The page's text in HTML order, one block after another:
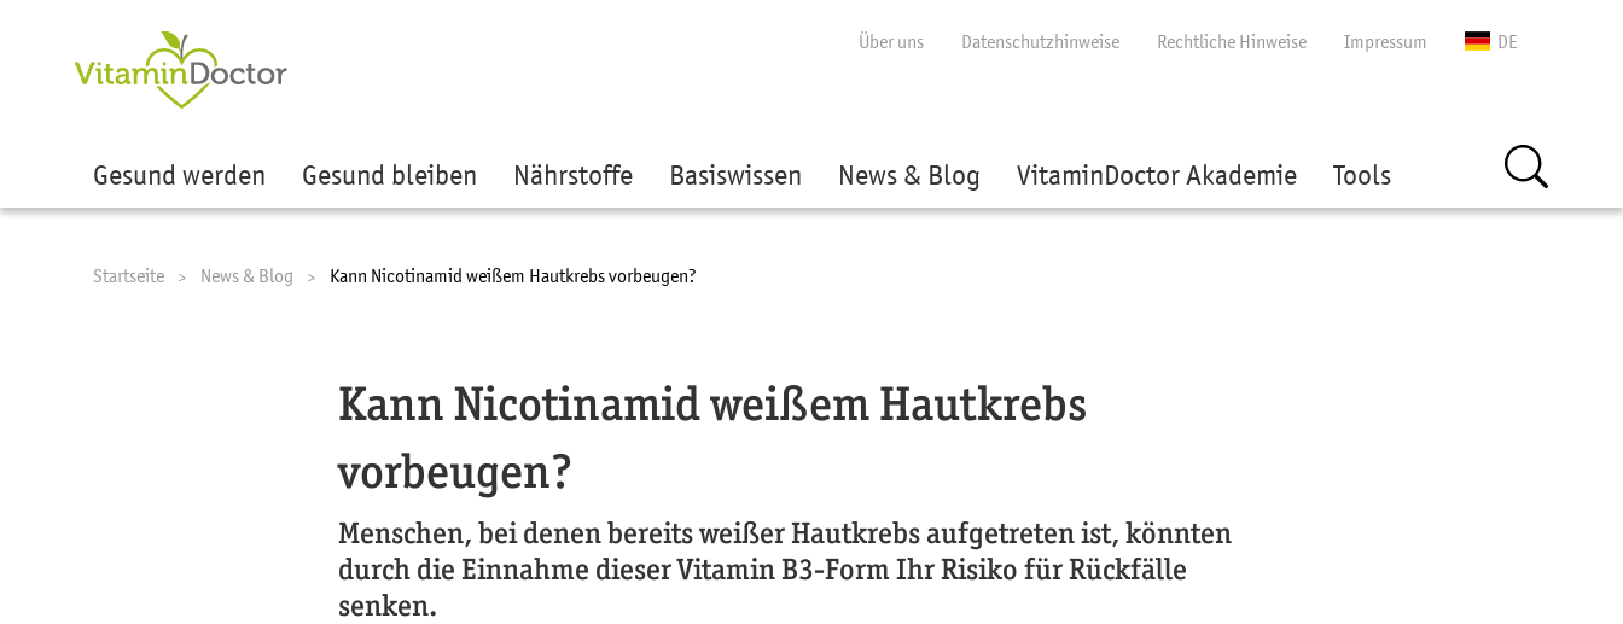
Über uns
Datenschutzhinweise Rechtliche Hinweise Impressum DE
Gesund werden Gesund bleiben Nährstoffe Basiswissen News & Blog VitaminDoctor Akademie Tools
Startseite News & Blog Current:
Kann Nicotinamid weißem Hautkrebs vorbeugen?
Kann Nicotinamid weißem Hautkrebs
vorbeugen?
Menschen, bei denen bereits weißer Hautkrebs aufgetreten ist, könnten
durch die Einnahme dieser Vitamin B3-Form Ihr Risiko für Rückfälle
senken.